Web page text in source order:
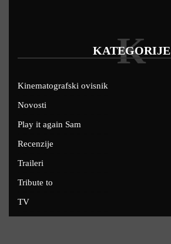
KATEGORIJE
K
Kinematografski ovisnik
Novosti
Play it again Sam
Recenzije
Traileri
Tribute to
TV